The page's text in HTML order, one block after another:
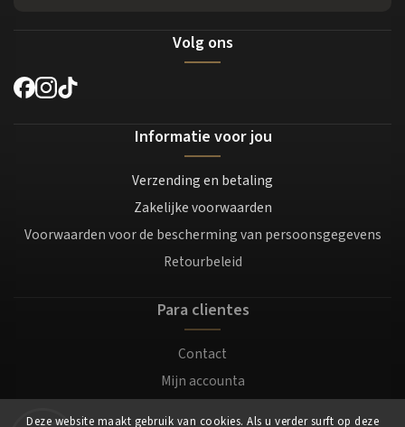
Deze website maakt gebruik van cookies. Als u verder surft op deze
Volg ons
Informatie voor jou
Verzending en betaling
Zakelijke voorwaarden
Voorwaarden voor de bescherming van persoonsgegevens
Retourbeleid
Para clientes
Contact
Mijn accounta